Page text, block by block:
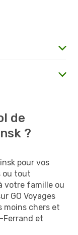
de
?
pour vos
ou tout
votre famille ou
GO Voyages
moins chers et
Ferrand et